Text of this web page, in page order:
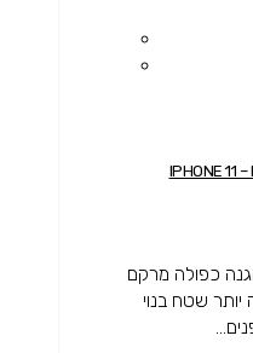
כפולה מרקם
שטח בנוי